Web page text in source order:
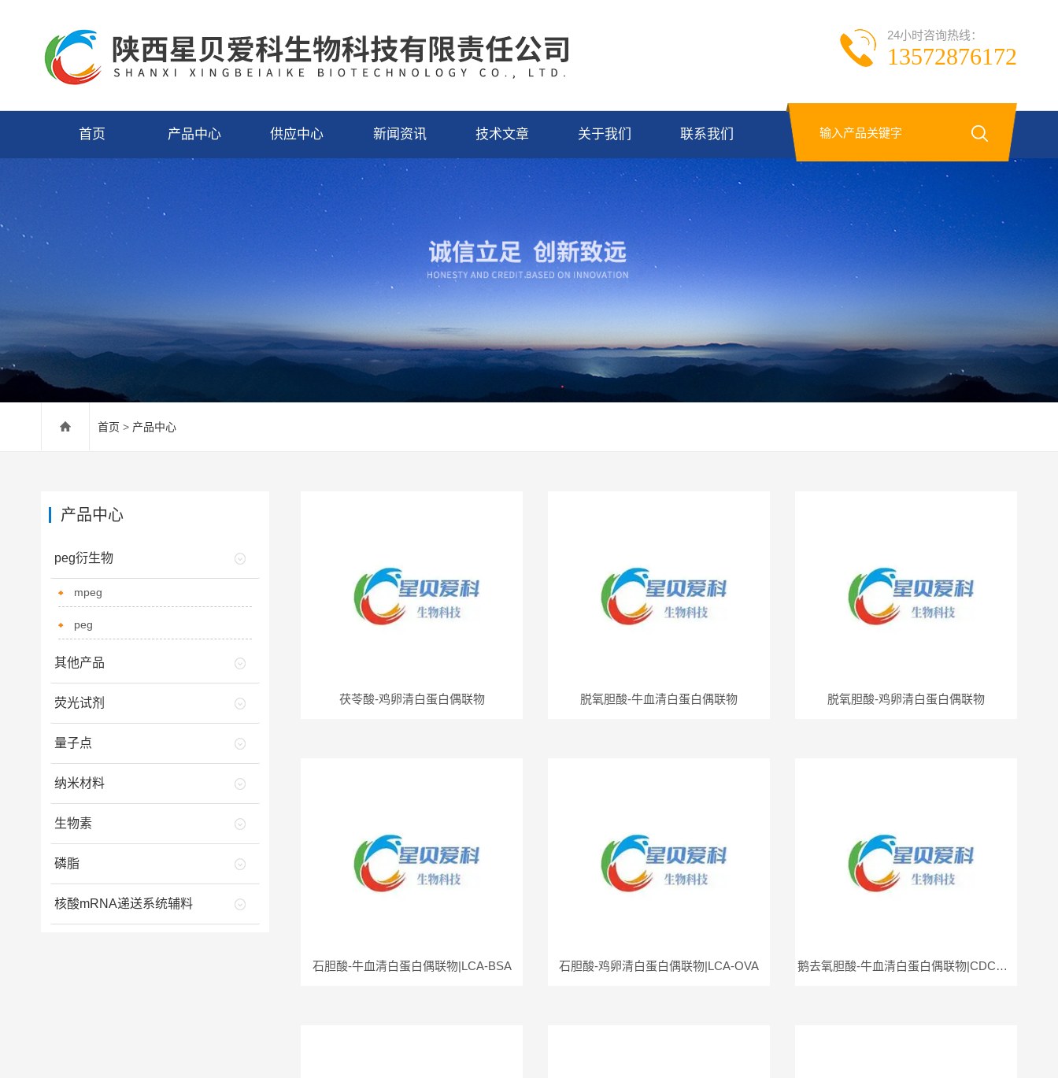
24小时咨询热线：
13572876172
首页 产品中心 供应中心 新闻资讯 技术文章 关于我们 联系我们
首页 > 产品中心
产品中心
peg衍生物
mpeg
peg
其他产品
荧光试剂
量子点
纳米材料
生物素
磷脂
核酸mRNA递送系统辅料
茯苓酸-鸡卵清白蛋白偶联物 脱氧胆酸-牛血清白蛋白偶联物 脱氧胆酸-鸡卵清白蛋白偶联物
石胆酸-牛血清白蛋白偶联物|LCA-BSA 石胆酸-鸡卵清白蛋白偶联物|LCA-OVA 鹅去氧胆酸-牛血清白蛋白偶联物|CDCA-BSA